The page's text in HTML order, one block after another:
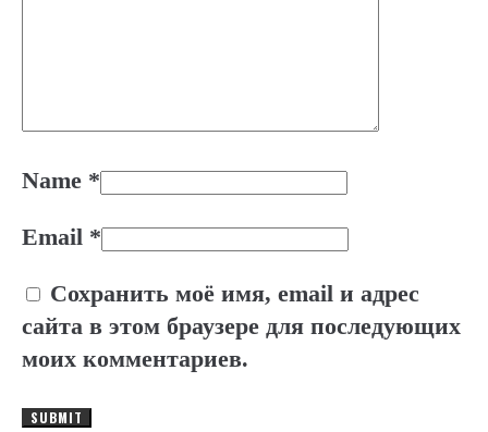
Name *
Email *
Сохранить моё имя, email и адрес
сайта в этом браузере для последующих
моих комментариев.